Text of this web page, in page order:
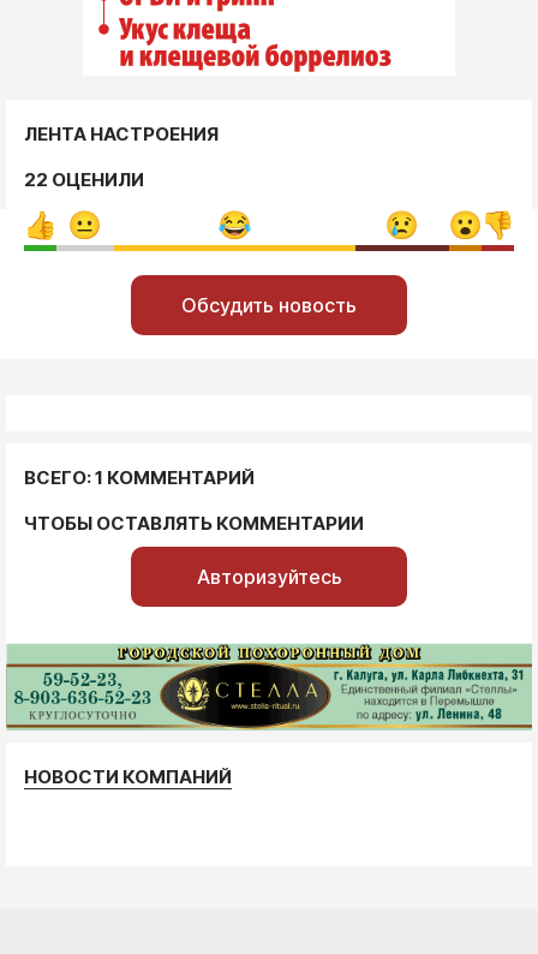
ЛЕНТА НАСТРОЕНИЯ
22 ОЦЕНИЛИ
Обсудить новость
ВСЕГО: 1 КОММЕНТАРИЙ
ЧТОБЫ ОСТАВЛЯТЬ КОММЕНТАРИИ
Авторизуйтесь
НОВОСТИ КОМПАНИЙ